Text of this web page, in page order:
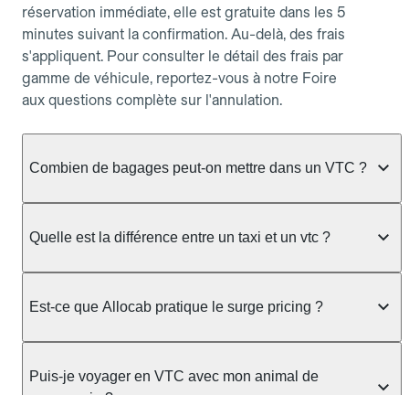
réservation immédiate, elle est gratuite dans les 5
minutes suivant la confirmation. Au-delà, des frais
s'appliquent. Pour consulter le détail des frais par
gamme de véhicule, reportez-vous à notre Foire
aux questions complète sur l'annulation.
Combien de bagages peut-on mettre dans un VTC ?
réservée :
Berline, Green, Berline Affaires, VAO : jusqu'à 3
Moto-taxi : jusqu'à 2 bagages cabine TPMR : 1
bagage
Le prix de la course ne change pas selon le
Quelle est la différence entre un taxi et un vtc ?
dans la rue ou à une station, avec un tarif calculé au
réservation préalable et propose un prix fixe connu
à l'avance, sans mauvaise surprise ni frais cachés.
Est-ce que Allocab pratique le surge pricing ?
prix de votre course est calculé et affiché avant la
Puis-je voyager en VTC avec mon animal de